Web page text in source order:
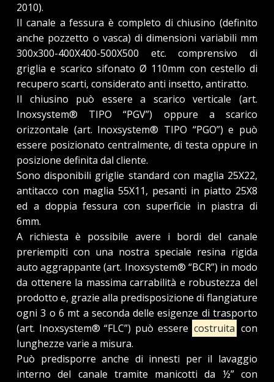
2010).
Il canale a fessura è completo di chiusino (definito
anche pozzetto o vasca) di dimensioni variabili mm
300x300-400X400-500X500 etc. comprensivo di
griglia e scarico sifonato Ø 110mm con cestello di
recupero scarti, considerato anti insetto, antiratto.
Il chiusino può essere a scarico verticale (art.
Inoxsystem® TIPO “PGV”) oppure a scarico
orizzontale (art. Inoxsystem® TIPO “PGO”) e può
essere posizionato centralmente, di testa oppure in
posizione definita dal cliente.
Sono disponibili griglie standard con maglia 25X22,
antitacco con maglia 55X11, pesanti in piatto 25X8
ed a doppia fessura con superficie in piastra di
6mm.
A richiesta è possibile avere i bordi del canale
preriempiti con una nostra speciale resina rigida
auto aggrappante (art. Inoxsystem® “BCR”) in modo
da ottenere la massima carrabilità e robustezza del
prodotto e, grazie alla predisposizione di flangiature
ogni 3 o 6 mt a seconda delle esigenze di trasporto
(art. Inoxsystem® “FLC”) può essere costruita con
lunghezze varie a misura.
Può predisporre anche di innesti per il lavaggio
interno del canale tramite manicotti da ½” con